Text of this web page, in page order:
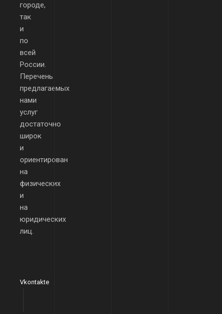
городе,
так
и
по
всей
России.
Перечень
предлагаемых
нами
услуг
достаточно
широк
и
ориентирован
на
физических
и
на
юридических
лиц.
Vkontakte